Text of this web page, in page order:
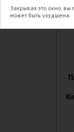
Закрывая это окно, вы
может быть ухудшена.